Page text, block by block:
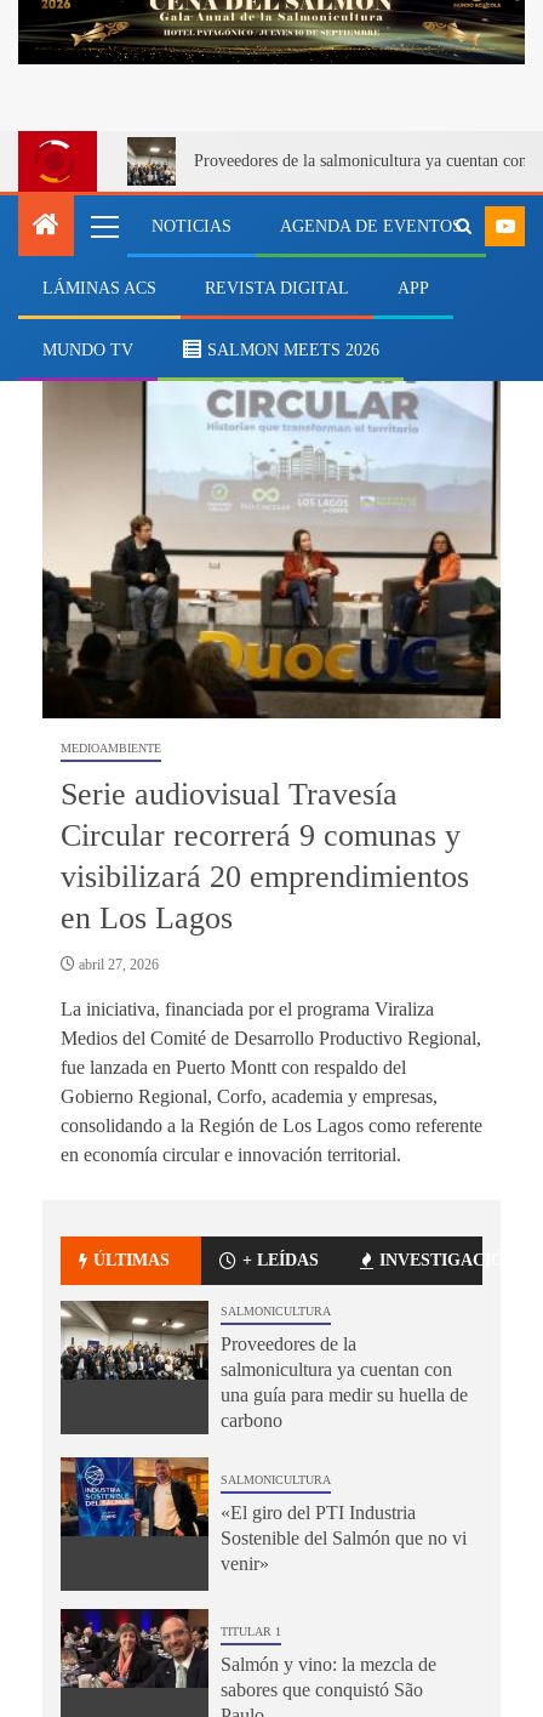
Proveedores de la salmonicultura ya cuentan con
NOTICIAS AGENDA DE EVENTOS
LÁMINAS ACS REVISTA DIGITAL APP
MUNDO TV SALMON MEETS 2026
Travesía Circular
MEDIOAMBIENTE
Serie audiovisual Travesía
Circular recorrerá 9 comunas y
visibilizará 20 emprendimientos
en Los Lagos
abril 27, 2026
La iniciativa, financiada por el programa Viraliza
Medios del Comité de Desarrollo Productivo Regional,
fue lanzada en Puerto Montt con respaldo del
Gobierno Regional, Corfo, academia y empresas,
consolidando a la Región de Los Lagos como referente
en economía circular e innovación territorial.
ÚLTIMAS + LEÍDAS INVESTIGACIÓN
SALMONICULTURA
Proveedores de la
salmonicultura ya cuentan con
una guía para medir su huella de
carbono
SALMONICULTURA
«El giro del PTI Industria
Sostenible del Salmón que no vi
venir»
TITULAR 1
Salmón y vino: la mezcla de
sabores que conquistó São